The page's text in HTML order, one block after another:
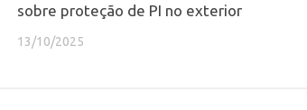
sobre proteção de PI no exterior
13/10/2025